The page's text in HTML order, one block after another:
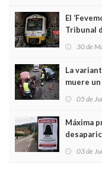
El
Tribunal
30 de
La
muere
frontal
05 de
Máxima
03 de